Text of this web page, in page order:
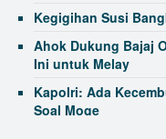
Kegigihan Susi
Ahok Dukung Bajaj
Ini untuk Melay
Kapolri: Ada
Soal Moge